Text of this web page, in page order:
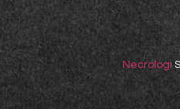
Necrologi